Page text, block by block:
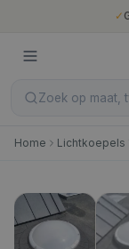
✓
Zoek op maat,
Home Lichtkoepels
/ 6